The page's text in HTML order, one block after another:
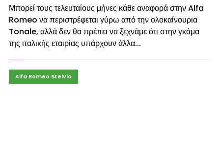
Μπορεί τους τελευταίους μήνες κάθε αναφορά στην Alfa
Romeo να περιστρέφεται γύρω από την ολοκαίνουρια
Tonale, αλλά δεν θα πρέπει να ξεχνάμε ότι στην γκάμα
της ιταλικής εταιρίας υπάρχουν άλλα...
Alfa Romeo Stelvio